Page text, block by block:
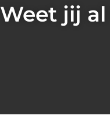
Weet jij